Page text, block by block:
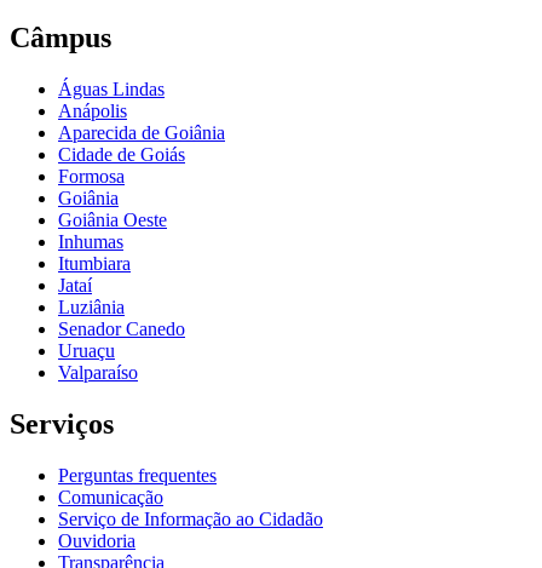
Câmpus
Águas Lindas
Anápolis
Aparecida de Goiânia
Cidade de Goiás
Formosa
Goiânia
Goiânia Oeste
Inhumas
Itumbiara
Jataí
Luziânia
Senador Canedo
Uruaçu
Valparaíso
Serviços
Perguntas frequentes
Comunicação
Serviço de Informação ao Cidadão
Ouvidoria
Transparência